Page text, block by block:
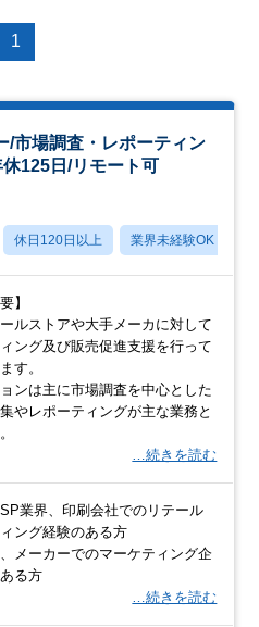
1
/市場調査・レポーティン
125日/リモート可
休日120日以上 業界未経験OK
】
ルストアや大手メーカに対して
ング及び販売促進支援を行って
す。
ンは主に市場調査を中心とした
やレポーティングが主な業務と
…続きを読む
業界、印刷会社でのリテール
ング経験のある方
メーカーでのマーケティング企
る方
…続きを読む